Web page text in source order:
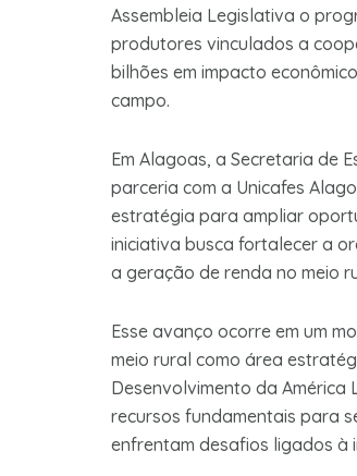
Assembleia Legislativa o
produtores vinculados a
bilhões em impacto
campo.
Em Alagoas, a Secretaria de
parceria com a Unicafes
estratégia para ampliar
iniciativa busca fortalecer a
a geração de renda no meio
Esse avanço ocorre em um
meio rural como área
Desenvolvimento da América
recursos fundamentais para
enfrentam desafios ligados à